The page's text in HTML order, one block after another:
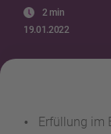
2 min
19.01.2022
Erfüllung im